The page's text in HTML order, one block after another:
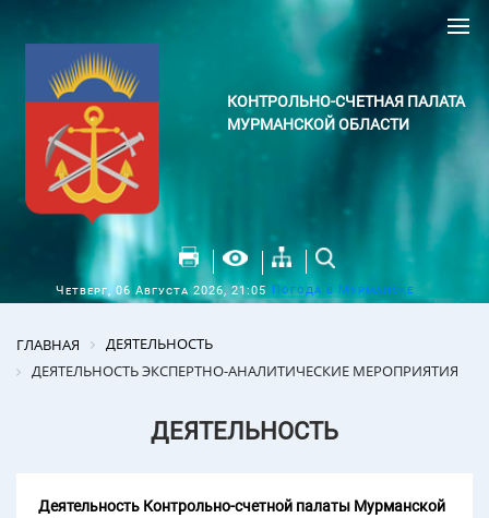
КОНТРОЛЬНО-СЧЕТНАЯ ПАЛАТА
МУРМАНСКОЙ ОБЛАСТИ
Четверг, 06 Августа 2026, 21:05 Погода в Мурманске
ГЛАВНАЯ
ДЕЯТЕЛЬНОСТЬ
ДЕЯТЕЛЬНОСТЬ ЭКСПЕРТНО-АНАЛИТИЧЕСКИЕ МЕРОПРИЯТИЯ
ДЕЯТЕЛЬНОСТЬ
Деятельность Контрольно-счетной палаты Мурманской